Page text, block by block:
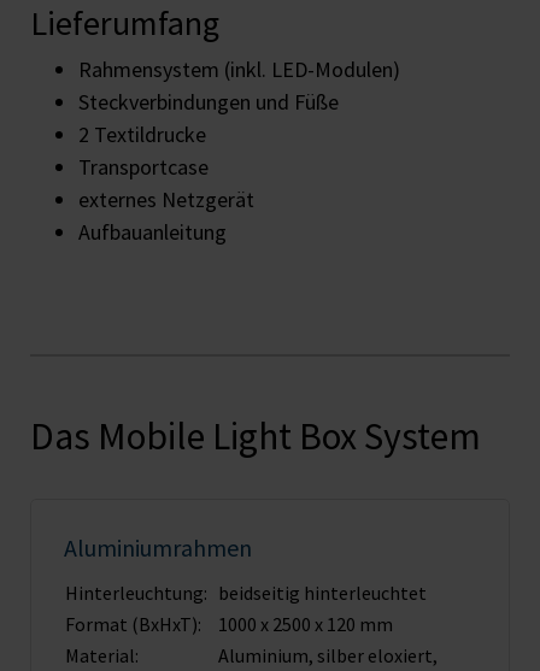
Lieferumfang
Rahmensystem (inkl. LED-Modulen)
Steckverbindungen und Füße
2 Textildrucke
Transportcase
externes Netzgerät
Aufbauanleitung
Das Mobile Light Box System
Aluminiumrahmen
Hinterleuchtung: beidseitig hinterleuchtet
Format (BxHxT):
1000 x 2500 x 120 mm
Material:
Aluminium, silber eloxiert,